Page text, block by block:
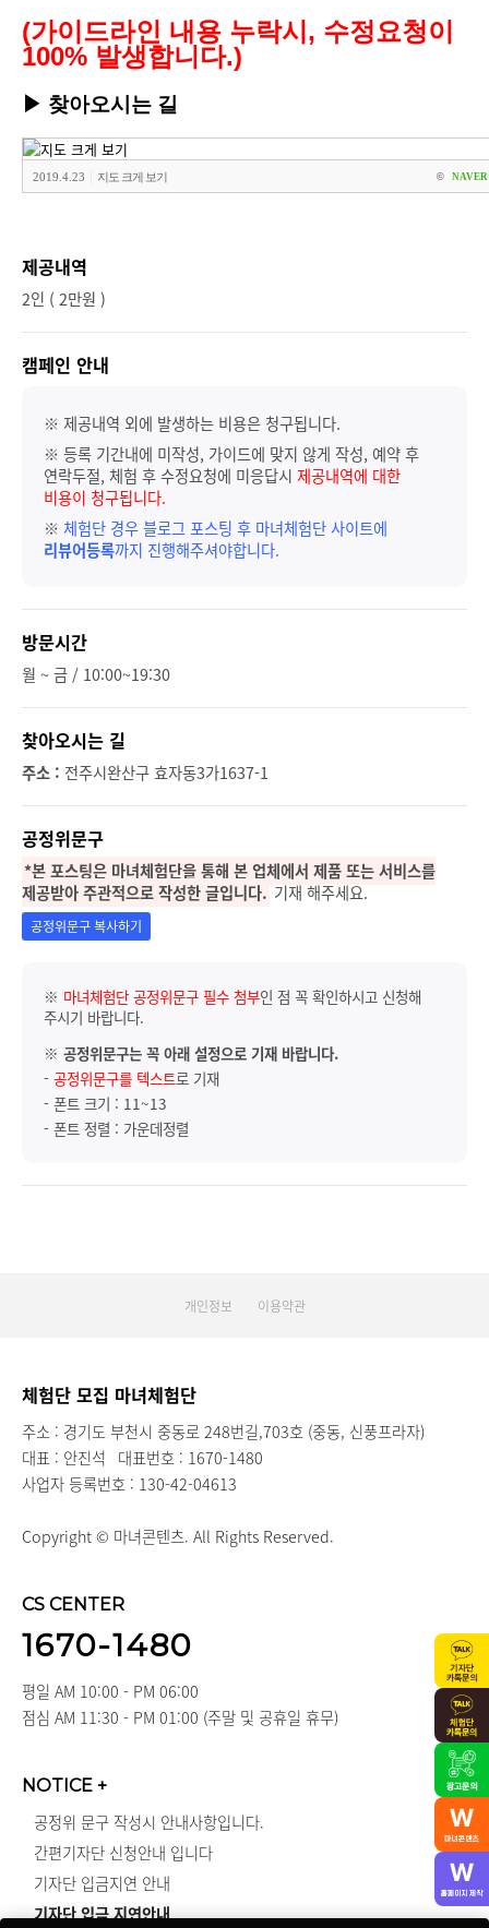
(가이드라인 내용 누락시, 수정요청이
100% 발생합니다.)
▶ 찾아오시는 길
2019.4.23 지도 크게 보기 ©
제공내역
2인 ( 2만원 )
캠페인 안내
※ 제공내역 외에 발생하는 비용은 청구됩니다.
※ 등록 기간내에 미작성, 가이드에 맞지 않게 작성, 예약 후
연락두절, 체험 후 수정요청에 미응답시 제공내역에 대한
비용이 청구됩니다.
※ 체험단 경우 블로그 포스팅 후 마녀체험단 사이트에
리뷰어등록까지 진행해주셔야합니다.
방문시간
월 ~ 금 / 10:00~19:30
찾아오시는 길
주소 : 전주시완산구 효자동3가1637-1
공정위문구
*본 포스팅은 마녀체험단을 통해 본 업체에서 제품 또는 서비스를
제공받아 주관적으로 작성한 글입니다. 기재 해주세요.
공정위문구 복사하기
※ 마녀체험단 공정위문구 필수 첨부인 점 꼭 확인하시고 신청해
주시기 바랍니다.
※ 공정위문구는 꼭 아래 설정으로 기재 바랍니다.
- 공정위문구를 텍스트로 기재
- 폰트 크기 : 11~13
- 폰트 정렬 : 가운데정렬
개인정보 이용약관
체험단 모집 마녀체험단
주소 : 경기도 부천시 중동로 248번길,703호 (중동, 신풍프라자)
대표 : 안진석 대표번호 : 1670-1480
사업자 등록번호 : 130-42-04613
Copyright © 마녀콘텐츠. All Rights Reserved.
CS CENTER
1670-1480
평일 AM 10:00 - PM 06:00
점심 AM 11:30 - PM 01:00 (주말 및 공휴일 휴무)
NOTICE +
공정위 문구 작성시 안내사항입니다.
간편기자단 신청안내 입니다
기자단 입금지연 안내
기자단 입금 지연안내